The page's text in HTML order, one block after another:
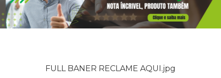
FULL BANER RECLAME AQUI.jpg